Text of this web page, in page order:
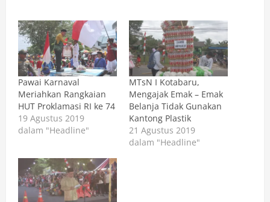
Pawai Karnaval
Meriahkan Rangkaian
HUT Proklamasi RI ke 74
19 Agustus 2019
dalam "Headline"
MTsN I Kotabaru,
Mengajak Emak – Emak
Belanja Tidak Gunakan
Kantong Plastik
21 Agustus 2019
dalam "Headline"